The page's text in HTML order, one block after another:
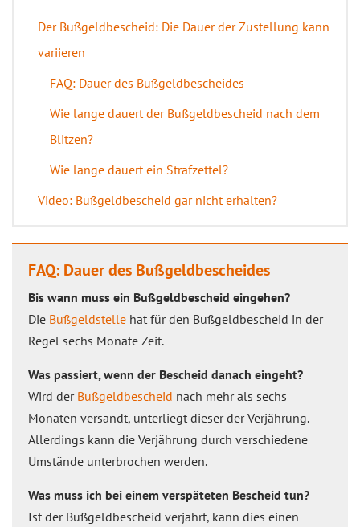
Der Bußgeldbescheid: Die Dauer der Zustellung kann
variieren
FAQ: Dauer des Bußgeldbescheides
Wie lange dauert der Bußgeldbescheid nach dem
Blitzen?
Wie lange dauert ein Strafzettel?
Video: Bußgeldbescheid gar nicht erhalten?
FAQ: Dauer des Bußgeldbescheides
Bis wann muss ein Bußgeldbescheid eingehen?
Die Bußgeldstelle hat für den Bußgeldbescheid in der
Regel sechs Monate Zeit.
Was passiert, wenn der Bescheid danach eingeht?
Wird der Bußgeldbescheid nach mehr als sechs
Monaten versandt, unterliegt dieser der Verjährung.
Allerdings kann die Verjährung durch verschiedene
Umstände unterbrochen werden.
Was muss ich bei einem verspäteten Bescheid tun?
Ist der Bußgeldbescheid verjährt, kann dies einen